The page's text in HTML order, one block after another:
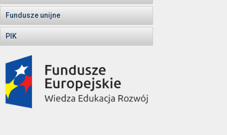
Fundusze unijne
PIK